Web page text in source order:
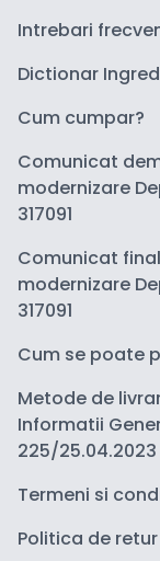
Intrebari
Dictionar
Cum cumpar?
Comunicat
modernizare
317091
Comunicat
modernizare
317091
Cum se poate
Metode de
Informatii
225/25.04.2023
Termeni si
Politica de retur